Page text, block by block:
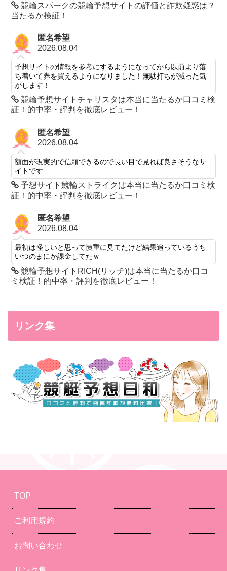
競輪スパークの競輪予想サイトの評価と詐欺疑惑は？
当たるか検証！
匿名希望
2026.08.04
予想サイトの情報を参考にするようになってから以前より落
ち着いて券を買えるようになりました！無駄打ちが減った気
がします！
競輪予想サイトチャリスタは本当に当たるか口コミ検
証！的中率・評判を徹底レビュー！
匿名希望
2026.08.04
額面が現実的で信頼できるので長い目で見れば良さそうなサ
イトです
予想サイト競輪ストライクは本当に当たるか口コミ検
証！的中率・評判を徹底レビュー！
匿名希望
2026.08.04
最初は怪しいと思って慎重に見てたけど結果追っているうち
いつのまにか課金してたｗ
競輪予想サイトRICH(リッチ)は本当に当たるか口コ
ミ検証！的中率・評判を徹底レビュー！
リンク集
TOP
ご利用規約
お問い合わせ